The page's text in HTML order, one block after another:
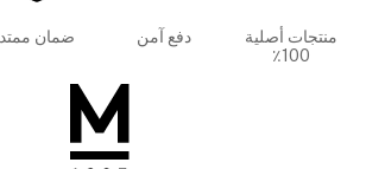
منتجات أصلية
100٪
دفع آمن ضمان ممتد